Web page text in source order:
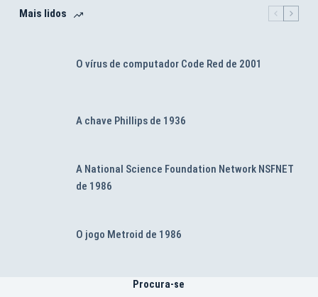
Mais lidos
O vírus de computador Code Red de 2001
A chave Phillips de 1936
A National Science Foundation Network NSFNET
de 1986
O jogo Metroid de 1986
Procura-se